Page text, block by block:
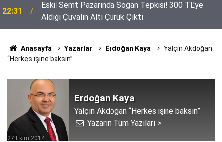
22:31
Eskil Semt Pazarında Soğan Tepkisi! 300 TL'ye
Aldığı Çuvalın Altı Çürük Çıktı
Anasayfa Yazarlar Erdoğan Kaya
Yalçın Akdoğan
“Herkes işine baksın”
Erdoğan Kaya
Yalçın Akdoğan “Herkes işine baksın”
Yazarın Tüm Yazıları >
27 Ekim 2014